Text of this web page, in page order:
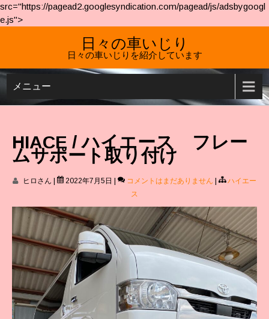
src="https://pagead2.googlesyndication.com/pagead/js/adsbygoogl
e.js">
日々の車いじり
日々の車いじりを紹介しています
メニュー
HIACE / ハイエース フレー
ムサポート取り付け
ヒロさん 2022年7月5日 コメントはまだありません
ハイエー
ス